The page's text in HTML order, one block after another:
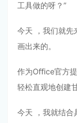
⼯具做的呀？”
今天 ，我们就先
画出来的。
作为Oﬃce官⽅
轻松直观地创建
今天 ，我就结合